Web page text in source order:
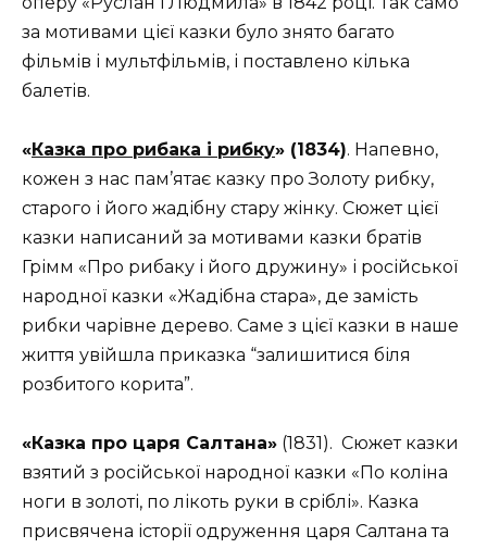
за мотивами цієї казки було знято багато
фільмів і мультфільмів, і поставлено кілька
балетів.
«Казка про рибака і рибку» (1834). Напевно,
кожен з нас пам’ятає казку про Золоту рибку,
старого і його жадібну стару жінку. Сюжет цієї
казки написаний за мотивами казки братів
Грімм «Про рибаку і його дружину» і російської
народної казки «Жадібна стара», де замість
рибки чарівне дерево. Саме з цієї казки в наше
життя увійшла приказка “залишитися біля
розбитого корита”.
«Казка про царя Салтана» (1831). Сюжет казки
взятий з російської народної казки «По коліна
ноги в золоті, по лікоть руки в сріблі». Казка
присвячена історії одруження царя Салтана та